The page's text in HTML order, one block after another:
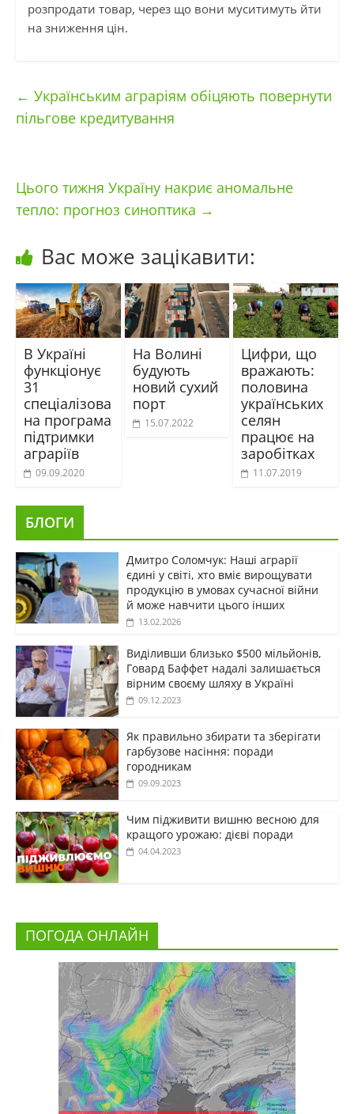
розпродати товар, через що вони муситимуть йти
на зниження цін.
← Українським аграріям обіцяють повернути
пільгове кредитування
Цього тижня Україну накриє аномальне
тепло: прогноз синоптика →
Вас може зацікавити:
В Україні
функціонує
31
спеціалізова
на програма
підтримки
аграріїв
09.09.2020
На Волині
будують
новий сухий
порт
15.07.2022
Цифри, що
вражають:
половина
українських
селян
працює на
заробітках
11.07.2019
БЛОГИ
Дмитро Соломчук: Наші аграрії
єдині у світі, хто вміє вирощувати
продукцію в умовах сучасної війни
й може навчити цього інших
13.02.2026
Виділивши близько $500 мільйонів,
Говард Баффет надалі залишається
вірним своєму шляху в Україні
09.12.2023
Як правильно збирати та зберігати
гарбузове насіння: поради
городникам
09.09.2023
Чим підживити вишню весною для
кращого урожаю: дієві поради
04.04.2023
ПОГОДА ОНЛАЙН